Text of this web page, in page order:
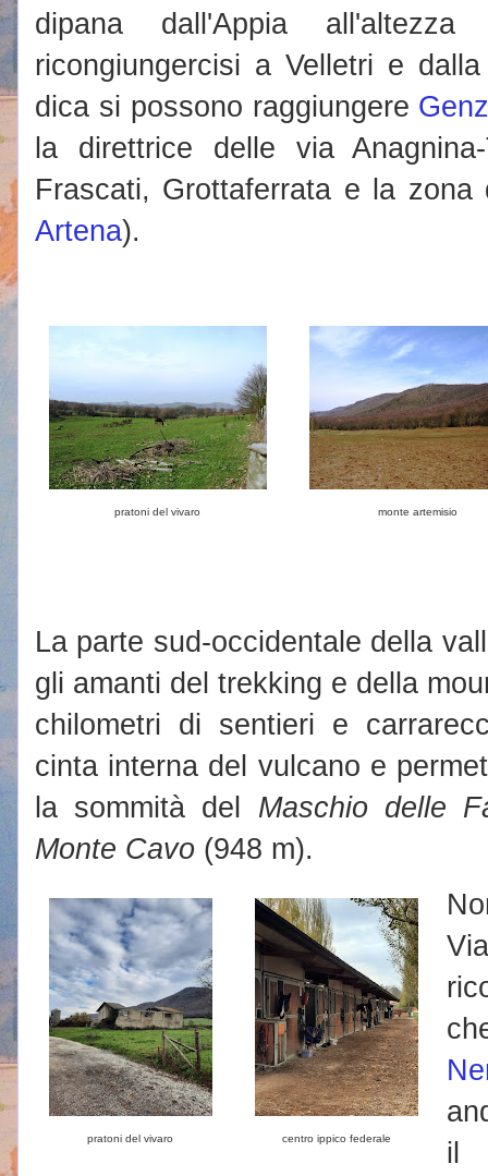
dipana dall'Appia
ricongiungercisi a Velletri e
dica si possono raggiungere
la direttrice delle via
Frascati, Grottaferrata e la
Artena).
pratoni del vivaro monte artemisio
La parte sud-occidentale della
gli amanti del trekking e della
chilometri di sentieri e
cinta interna del vulcano e
la sommità del Maschio delle
Monte Cavo (948 m).
pratoni del vivaro centro ippico federale
il